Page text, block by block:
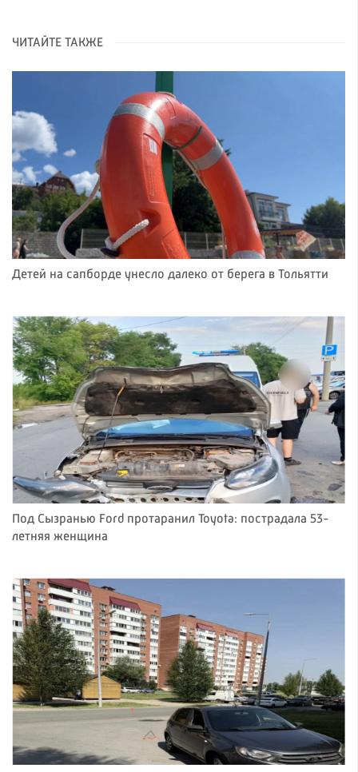
ЧИТАЙТЕ ТАКЖЕ
Детей на сапборде унесло далеко от берега в Тольятти
Под Сызранью Ford протаранил Toyota: пострадала 53-
летняя женщина